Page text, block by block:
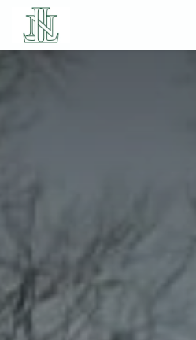
Se rendre au contenu